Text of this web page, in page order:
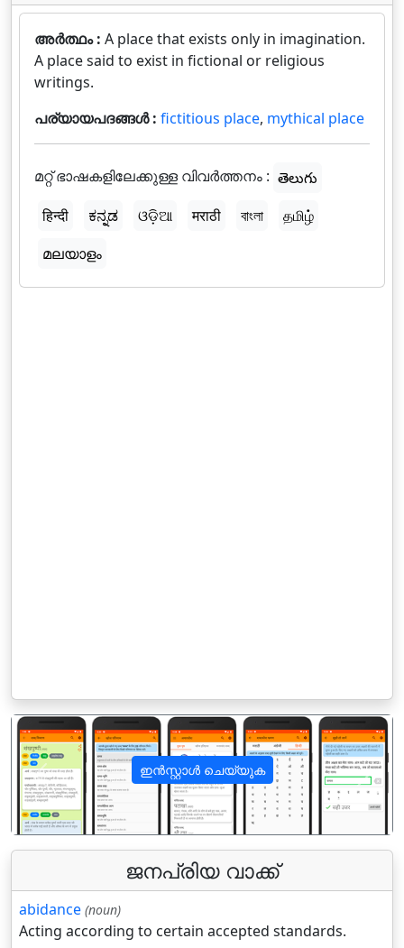
അർത്ഥം : A place that exists only in imagination.
A place said to exist in fictional or religious
writings.
പര്യായപദങ്ങൾ : fictitious place, mythical place
മറ്റ് ഭാഷകളിലേക്കുള്ള വിവർത്തനം : తెలుగు
हिन्दी
ಕನ್ನಡ ଓଡ଼ିଆ मराठी বাংলা
தமிழ்
മലയാളം
ഇൻസ്റ്റാൾ ചെയ്യുക
पिछला अगला
ജനപ്രിയ വാക്ക്
abidance (noun)
Acting according to certain accepted standards.